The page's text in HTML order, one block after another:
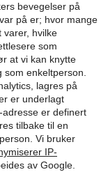
bevegelser på
på er; hvor mange
varer, hvilke
som
at vi kan knytte
som enkeltperson.
lagres på
er underlagt
adresse er definert
tilbake til en
Vi bruker
IP-
av Google.